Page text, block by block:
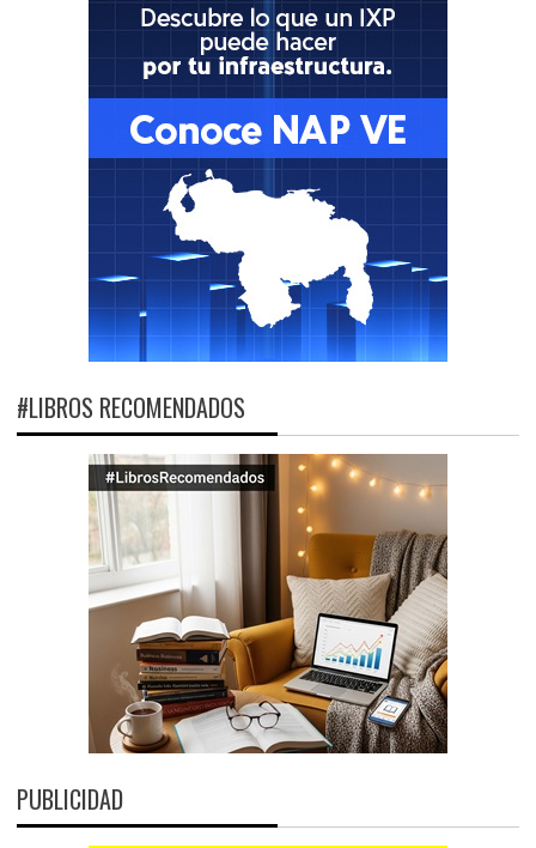
#LIBROS RECOMENDADOS
PUBLICIDAD